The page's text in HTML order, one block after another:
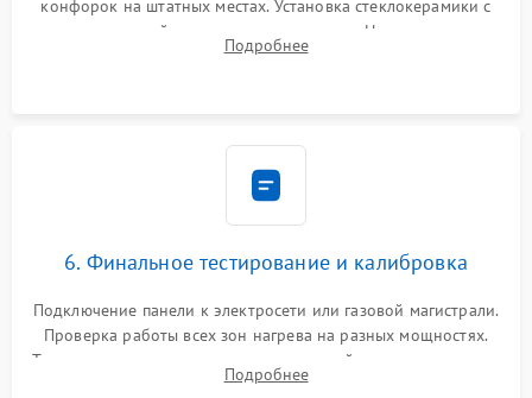
конфорок на штатных местах. Установка стеклокерамики с
проверкой равномерности зазоров. Нанесение
термостойкого герметика или укладка уплотнительной
Подробнее
6. Финальное тестирование и калибровка
Подключение панели к электросети или газовой магистрали.
Проверка работы всех зон нагрева на разных мощностях.
Тестирование сенсорного управления, таймера, индикаторов
остаточного тепла и систем защиты от перегрева.
Подробнее